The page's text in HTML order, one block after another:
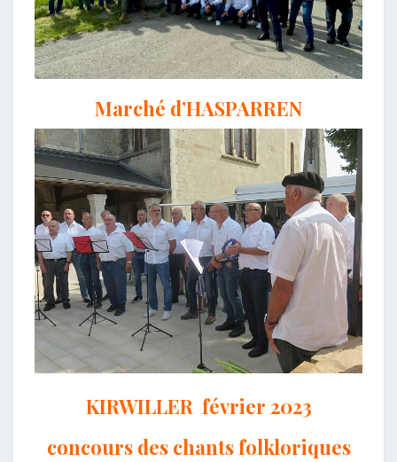
Marché d’HASPARREN
KIRWILLER février 2023
concours des chants folkloriques